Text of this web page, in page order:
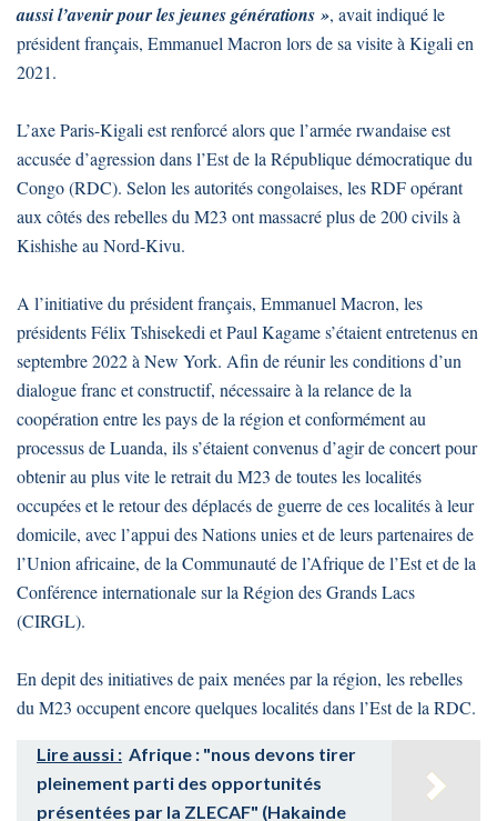
aussi l’avenir pour les jeunes générations », avait indiqué le
président français, Emmanuel Macron lors de sa visite à Kigali en
2021.
L’axe Paris-Kigali est renforcé alors que l’armée rwandaise est
accusée d’agression dans l’Est de la République démocratique du
Congo (RDC). Selon les autorités congolaises, les RDF opérant
aux côtés des rebelles du M23 ont massacré plus de 200 civils à
Kishishe au Nord-Kivu.
A l’initiative du président français, Emmanuel Macron, les
présidents Félix Tshisekedi et Paul Kagame s’étaient entretenus en
septembre 2022 à New York. Afin de réunir les conditions d’un
dialogue franc et constructif, nécessaire à la relance de la
coopération entre les pays de la région et conformément au
processus de Luanda, ils s’étaient convenus d’agir de concert pour
obtenir au plus vite le retrait du M23 de toutes les localités
occupées et le retour des déplacés de guerre de ces localités à leur
domicile, avec l’appui des Nations unies et de leurs partenaires de
l’Union africaine, de la Communauté de l’Afrique de l’Est et de la
Conférence internationale sur la Région des Grands Lacs
(CIRGL).
En depit des initiatives de paix menées par la région, les rebelles
du M23 occupent encore quelques localités dans l’Est de la RDC.
Lire aussi : Afrique : "nous devons tirer
pleinement parti des opportunités
présentées par la ZLECAF" (Hakainde